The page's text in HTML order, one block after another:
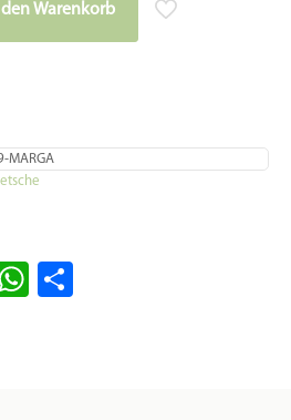
Warenkorb
MARGA
GmailWhatsApp